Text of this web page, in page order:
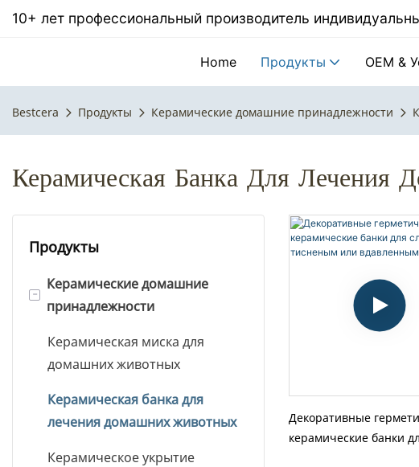
10+ лет профессиональный производитель
Home Продукты OEM &
Bestcera Продукты Керамические домашние принадлежности
Керамическая Банка Для Лечения
Продукты
-
Керамические домашние
принадлежности
Керамическая миска для
домашних животных
Керамическая банка для
лечения домашних животных
Керамическое укрытие
Декоративные
керамические банки